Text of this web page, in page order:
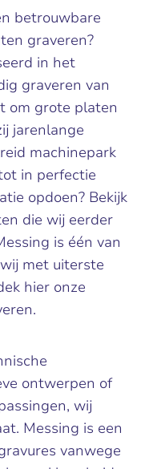
betrouwbare
graveren?
in het
graveren van
om grote platen
jarenlange
machinepark
in perfectie
opdoen? Bekijk
die wij eerder
is één van
met uiterste
hier onze
.
ontwerpen of
wij
Messing is een
vanwege